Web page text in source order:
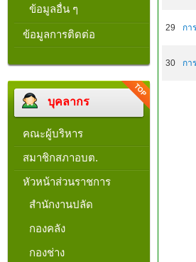
ข้อมูลอื่น ๆ
ข้อมูลการติดต่อ
บุคลากร
คณะผู้บริหาร
สมาชิกสภาอบต.
หัวหน้าส่วนราชการ
สำนักงานปลัด
กองคลัง
กองช่าง
29 กา
30 กา